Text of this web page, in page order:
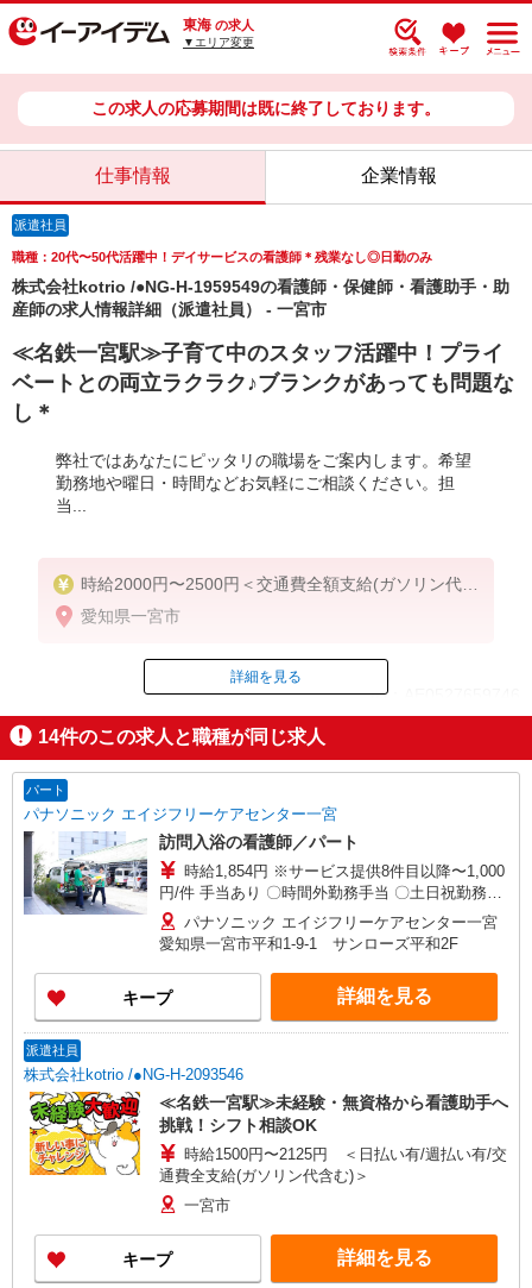
東海 の求人
▼エリア変更
この求人の応募期間は既に終了しております。
仕事情報 企業情報
派遣社員
職種：20代〜50代活躍中！デイサービスの看護師＊残業なし◎日勤のみ
株式会社kotrio /●NG-H-1959549の看護師・保健師・看護助手・助
産師の求人情報詳細（派遣社員） - 一宮市
≪名鉄一宮駅≫子育て中のスタッフ活躍中！プライ
ベートとの両立ラクラク♪ブランクがあっても問題な
し＊
弊社ではあなたにピッタリの職場をご案内します。希望
勤務地や曜日・時間などお気軽にご相談ください。担
当...
時給2000円〜2500円＜交通費全額支給(ガソリン代含
む)/日払い可/週払い可＞
愛知県一宮市
ID：AE0527659746
掲載期間終了
詳細を見る
14件のこの求人と職種が同じ求人
パート
パナソニック エイジフリーケアセンター一宮
訪問入浴の看護師／パート
時給1,854円 ※サービス提供8件目以降〜1,000
円/件 手当あり 〇時間外勤務手当 〇土日祝勤務手
当 〇無事故無違反表彰金 〇年末年始勤務手当
パナソニック エイジフリーケアセンター一宮
愛知県一宮市平和1-9-1 サンローズ平和2F
キープ 詳細を見る
派遣社員
株式会社kotrio /●NG-H-2093546
≪名鉄一宮駅≫未経験・無資格から看護助手へ
挑戦！シフト相談OK
時給1500円〜2125円 ＜日払い有/週払い有/交
通費全支給(ガソリン代含む)＞
一宮市
キープ 詳細を見る